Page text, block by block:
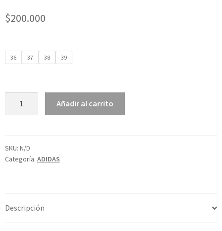
$200.000
36 37 38 39
Añadir al carrito
SKU: N/D
Categoría: ADIDAS
Descripción